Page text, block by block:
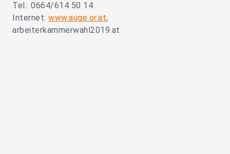
Tel.: 0664/614 50 14
Internet: www.auge.or.at,
arbeiterkammerwahl2019.at